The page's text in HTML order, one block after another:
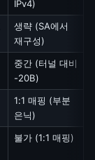
IPv4)
생략 (SA에서
재구성)
중간 (터널 대비
-20B)
1:1 매핑 (부분
은닉)
불가 (1:1 매핑)